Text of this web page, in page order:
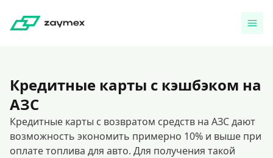
Кредитные карты с кэшбэком на
АЗС
Кредитные карты с возвратом средств на АЗС дают
возможность экономить примерно 10% и выше при
оплате топлива для авто. Для получения такой